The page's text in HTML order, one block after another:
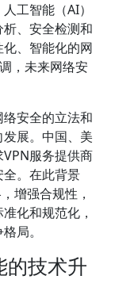
工智能（AI）
、安全检测和
、智能化的网
，未来网络安
安全的立法和
展。中国、美
服务提供商
。在此背景
增强合规性，
化和规范化，
局。
的技术升